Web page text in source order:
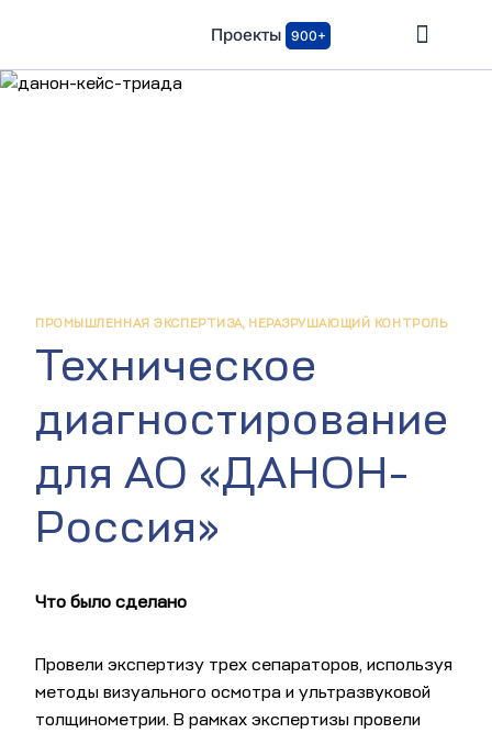
Проекты 900+
ПРОМЫШЛЕННАЯ ЭКСПЕРТИЗА, НЕРАЗРУШАЮЩИЙ КОНТРОЛЬ
Техническое
диагностирование
для АО «ДАНОН-
Россия»
Что было сделано
Провели экспертизу трех сепараторов, используя
методы визуального осмотра и ультразвуковой
толщинометрии. В рамках экспертизы провели